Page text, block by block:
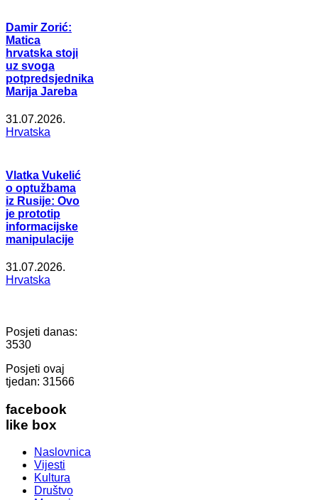
Damir Zorić:
Matica
hrvatska stoji
uz svoga
potpredsjednika
Marija Jareba
31.07.2026.
Hrvatska
Vlatka Vukelić
o optužbama
iz Rusije: Ovo
je prototip
informacijske
manipulacije
31.07.2026.
Hrvatska
Posjeti danas:
3530
Posjeti ovaj
tjedan: 31566
facebook
like box
Naslovnica
Vijesti
Kultura
Društvo